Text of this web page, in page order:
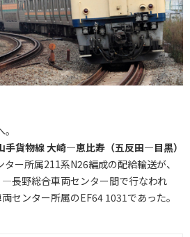
貨物線 大崎―恵比寿（五反田―目黒）
ー所属211系N26編成の配給輸送が、
長野総合車両センター間で行なわれ
センター所属のEF64 1031であった。